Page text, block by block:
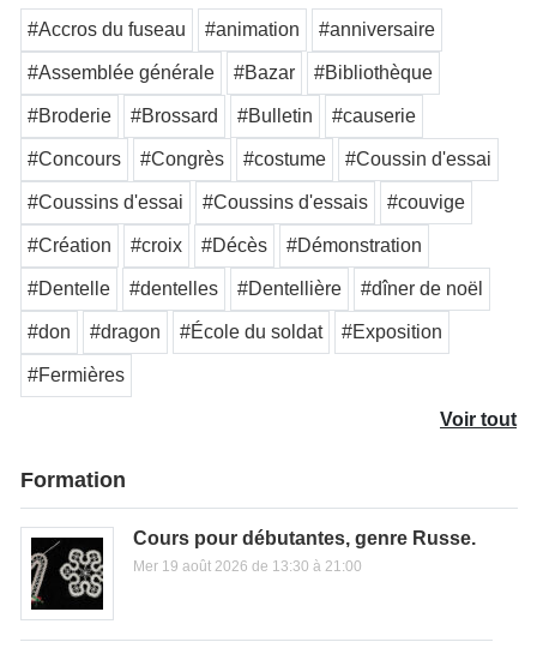
#Accros du fuseau #animation #anniversaire
#Assemblée générale #Bazar #Bibliothèque
#Broderie #Brossard #Bulletin #causerie
#Concours #Congrès #costume #Coussin d'essai
#Coussins d'essai #Coussins d'essais #couvige
#Création #croix #Décès #Démonstration
#Dentelle #dentelles #Dentellière #dîner de noël
#don #dragon #École du soldat #Exposition
#Fermières
Voir tout
Formation
Cours pour débutantes, genre Russe.
Mer 19 août 2026 de 13:30 à 21:00